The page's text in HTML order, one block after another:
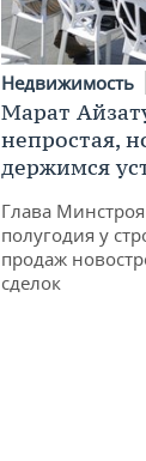
Недвижимость
Марат
непростая,
держимся
Глава
полугодия у
продаж
сделок